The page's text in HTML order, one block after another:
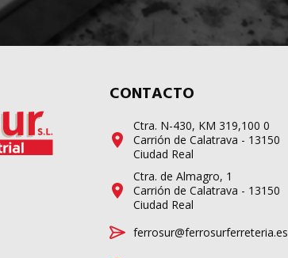
CONTACTO
Ctra. N-430, KM 319,100 0
Carrión de Calatrava - 13150
Ciudad Real
Ctra. de Almagro, 1
Carrión de Calatrava - 13150
Ciudad Real
ferrosur@ferrosurferreteria.es